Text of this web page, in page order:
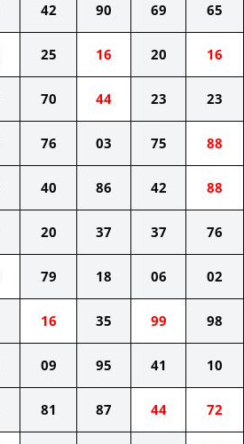
42 90 69 65
25 16 20 16
70 44 23 23
76 03 75 88
40 86 42 88
20 37 37 76
79 18 06 02
16 35 99 98
09 95 41 10
81 87 44 72